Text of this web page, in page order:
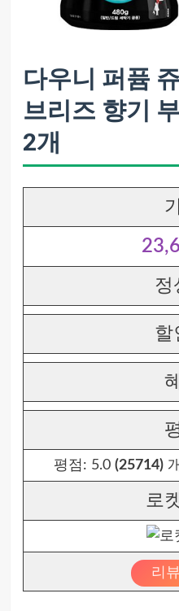
다우니 퍼퓸
브리즈 향기
2개
정
할
평점: 5.0 (25714)
로
리